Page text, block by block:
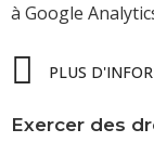
à Google
PLUS
Exercer des